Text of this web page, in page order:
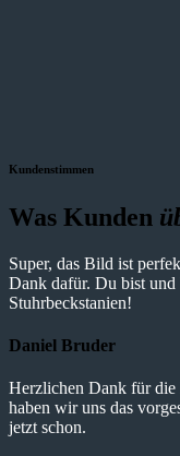
Kundenstimmen
Was Kunden
Super, das Bild ist
Dank dafür. Du bist und
Stuhrbeckstanien!
Daniel Bruder
Herzlichen Dank für die
haben wir uns das
jetzt schon.